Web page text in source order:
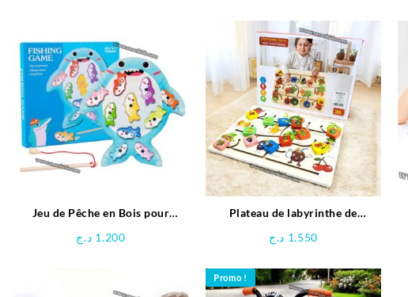
Jeu de Pêche en Bois pour
1.200 د.ج
Plateau de labyrinthe de
Boy
1.550 د.ج
Promo !